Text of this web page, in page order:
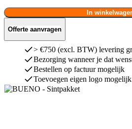
In
Offerte aanvragen
> €750 (excl. BTW) levering
Bezorging wanneer je dat
Bestellen op factuur mogelijk
Toevoegen eigen logo mogelijk